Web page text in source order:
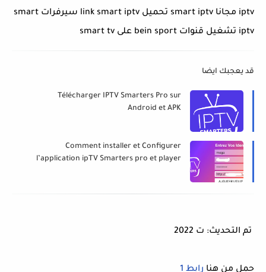
iptv مجانا smart iptv تحميل link smart iptv سيرفرات smart
iptv تشغيل قنوات bein sport على smart tv
قد يعجبك ايضا
Télécharger IPTV Smarters Pro sur
Android et APK
Comment installer et Configurer
l’application ipTV Smarters pro et player
تم التحديث: ت 2022
حمل من هنا رابط 1